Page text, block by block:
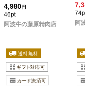
4,980円
46pt
阿波牛の藤原精肉店
阿